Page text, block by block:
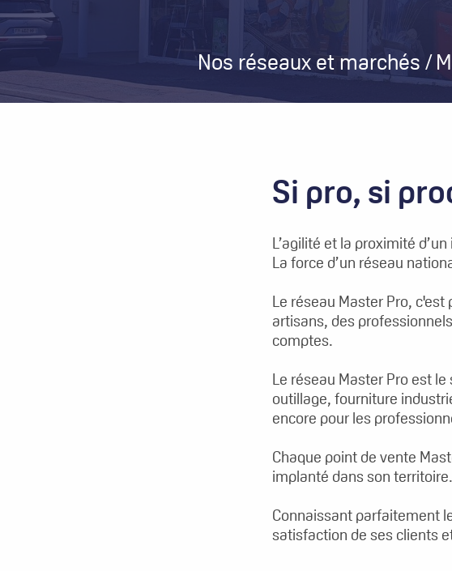
Fil
Nos réseaux et marchés
Si pro, si
L’agilité et la proximité
La force d’un réseau
Le réseau Master Pro,
artisans, des
comptes.
Le réseau Master Pro est
outillage, fourniture
encore pour les
Chaque point de vente
implanté dans son territoire.
Connaissant parfaitement
satisfaction de ses clients